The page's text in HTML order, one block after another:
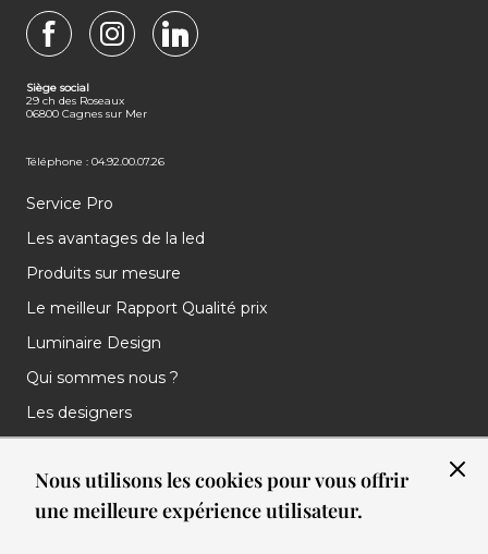
Nous utilisons les cookies pour vous offrir
une meilleure expérience utilisateur.
Siège social
29 ch des Roseaux
06800 Cagnes sur Mer
Téléphone : 04.92.00.07.26
Service Pro
Les avantages de la led
Produits sur mesure
Le meilleur Rapport Qualité prix
Luminaire Design
Qui sommes nous ?
Les designers
Nos réalisations
Nos Clients